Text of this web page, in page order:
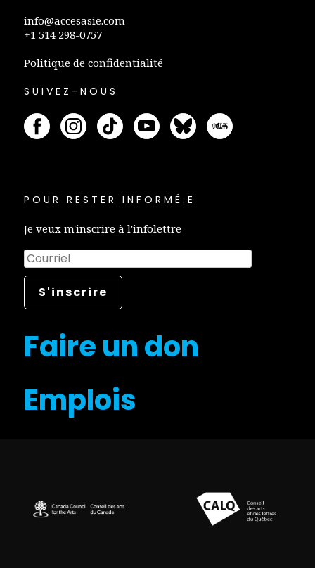
info@accesasie.com
+1 514 298-0757
Politique de confidentialité
SUIVEZ-NOUS
POUR RESTER INFORMÉ.E
Je veux m'inscrire à l'infolettre
Faire un don
Emplois